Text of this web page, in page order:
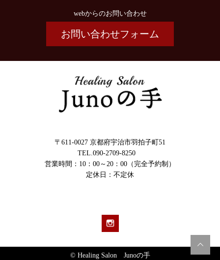
webからのお問い合わせ
お問い合わせフォーム
〒611-0027 京都府宇治市羽拍子町51
TEL.090-2709-8250
営業時間：10：00～20：00（完全予約制）
定休日：不定休
© Healing Salon Junoの手